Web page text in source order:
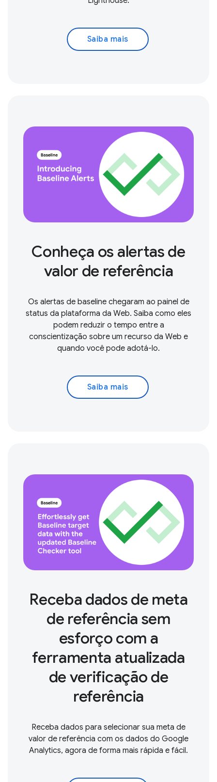
Saiba mais
Conheça os alertas de
valor de referência
Os alertas de baseline chegaram ao painel de
status da plataforma da Web. Saiba como eles
podem reduzir o tempo entre a
conscientização sobre um recurso da Web e
quando você pode adotá-lo.
Saiba mais
Receba dados de meta
de referência sem
esforço com a
ferramenta atualizada
de verificação de
referência
Receba dados para selecionar sua meta de
valor de referência com os dados do Google
Analytics, agora de forma mais rápida e fácil.